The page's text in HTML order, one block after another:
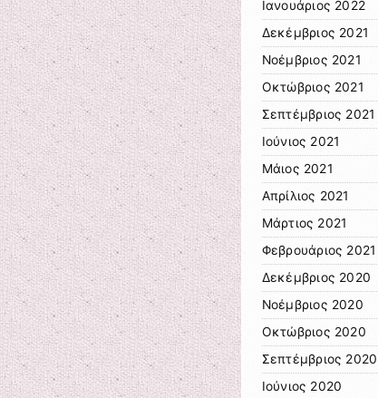
Ιανουάριος 2022
Δεκέμβριος 2021
Νοέμβριος 2021
Οκτώβριος 2021
Σεπτέμβριος 2021
Ιούνιος 2021
Μάιος 2021
Απρίλιος 2021
Μάρτιος 2021
Φεβρουάριος 2021
Δεκέμβριος 2020
Νοέμβριος 2020
Οκτώβριος 2020
Σεπτέμβριος 2020
Ιούνιος 2020